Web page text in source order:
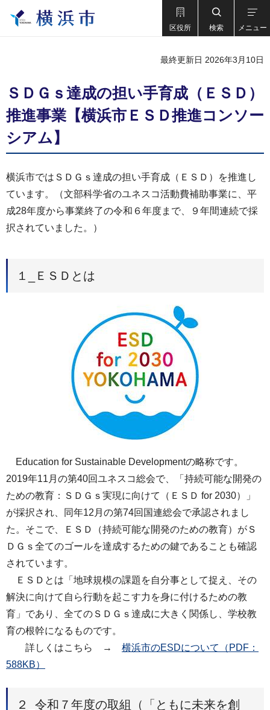
区役所 検索 メニュー
最終更新日 2026年3月10日
ＳＤＧｓ達成の担い手育成（ＥＳＤ）
推進事業【横浜市ＥＳＤ推進コンソー
シアム】
横浜市ではＳＤＧｓ達成の担い手育成（ＥＳＤ）を推進し
ています。（文部科学省のユネスコ活動費補助事業に、平
成28年度から事業終了の令和６年度まで、９年間連続で採
択されていました。）
１_ＥＳＤとは
Education for Sustainable Developmentの略称です。
2019年11月の第40回ユネスコ総会で、「持続可能な開発の
ための教育：ＳＤＧｓ実現に向けて（ＥＳＤ for 2030）」
が採択され、同年12月の第74回国連総会で承認されまし
た。そこで、ＥＳＤ（持続可能な開発のための教育）がＳ
ＤＧｓ全てのゴールを達成するための鍵であることも確認
されています。
ＥＳＤとは「地球規模の課題を自分事として捉え、その
解決に向けて自ら行動を起こす力を身に付けるための教
育」であり、全てのＳＤＧｓ達成に大きく関係し、学校教
育の根幹になるものです。
詳しくはこちら → 横浜市のESDについて（PDF：
588KB）
２_令和７年度の取組（「ともに未来を創